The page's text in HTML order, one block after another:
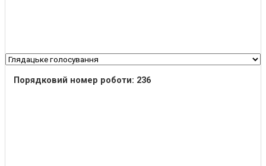
Порядковий номер роботи: 236